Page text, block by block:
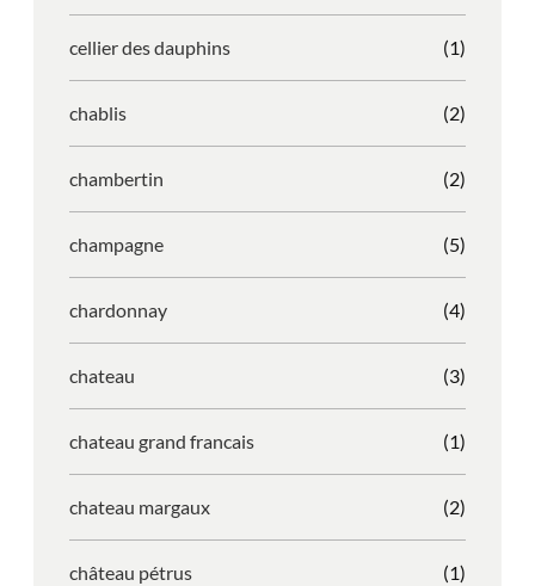
cellier des dauphins (1)
chablis (2)
chambertin (2)
champagne (5)
chardonnay (4)
chateau (3)
chateau grand francais (1)
chateau margaux (2)
château pétrus (1)